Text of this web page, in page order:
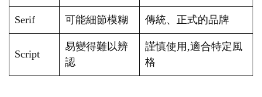
Serif 可能細節模糊 傳統、正式的品牌
Script
易變得難以辨
認
謹慎使用,適合特定風
格